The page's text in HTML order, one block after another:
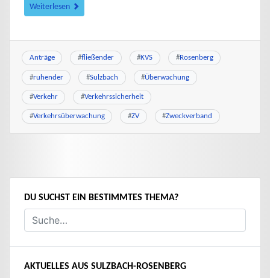
Weiterlesen
Anträge #fließender #KVS #Rosenberg
#ruhender #Sulzbach #Überwachung
#Verkehr #Verkehrssicherheit
#Verkehrsüberwachung #ZV #Zweckverband
DU SUCHST EIN BESTIMMTES THEMA?
AKTUELLES AUS SULZBACH-ROSENBERG